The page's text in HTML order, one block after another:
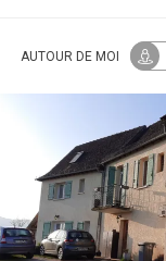
AUTOUR DE MOI